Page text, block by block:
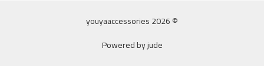
© 2026 youyaaccessories
Powered byjude